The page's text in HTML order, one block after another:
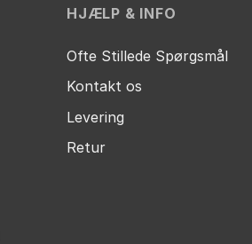
HJÆLP & INFO
Ofte Stillede Spørgsmål
Kontakt os
Levering
Retur